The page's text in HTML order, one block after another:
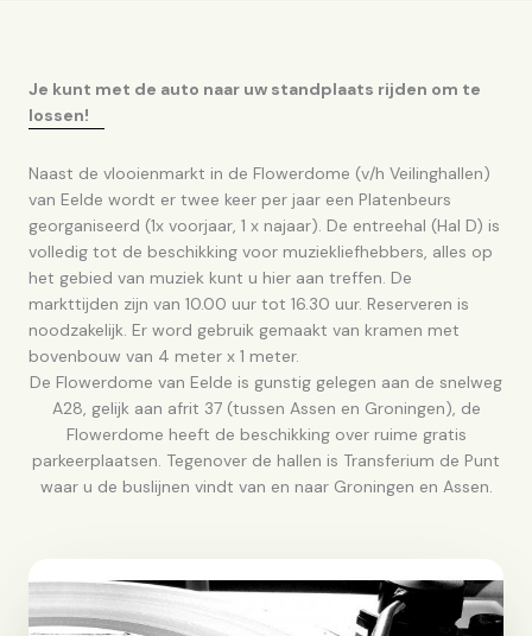
Je kunt met de auto naar uw standplaats rijden om te
lossen!
Naast de vlooienmarkt in de Flowerdome (v/h Veilinghallen)
van Eelde wordt er twee keer per jaar een Platenbeurs
georganiseerd (1x voorjaar, 1 x najaar). De entreehal (Hal D) is
volledig tot de beschikking voor muziekliefhebbers, alles op
het gebied van muziek kunt u hier aan treffen. De
markttijden zijn van 10.00 uur tot 16.30 uur. Reserveren is
noodzakelijk. Er word gebruik gemaakt van kramen met
bovenbouw van 4 meter x 1 meter.
De Flowerdome van Eelde is gunstig gelegen aan de snelweg
A28, gelijk aan afrit 37 (tussen Assen en Groningen), de
Flowerdome heeft de beschikking over ruime gratis
parkeerplaatsen. Tegenover de hallen is Transferium de Punt
waar u de buslijnen vindt van en naar Groningen en Assen.